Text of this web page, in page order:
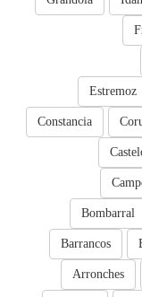
Estremoz
Constancia
Bombarral
Barrancos
Arronches